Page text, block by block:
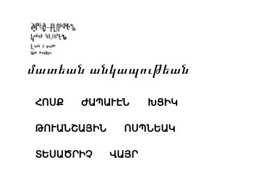
մատեան անկապութեան
ՀՈՍՔ ԺԱՊԱՒԷՆ ԽՑԻԿ
ԹՈՒԱՆՇԱՅԻՆ ՈՍՊՆԵԱԿ
ՏԵՍԱԾՐԻՉ ՎԱՅՐ